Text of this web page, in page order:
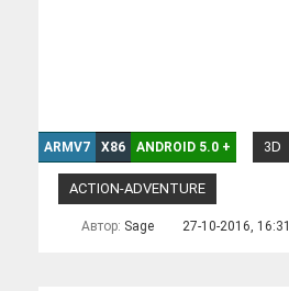
ARMV7 X86 ANDROID 5.0 + 3D
ACTION-ADVENTURE
Автор: Sage 27-10-2016, 16:31